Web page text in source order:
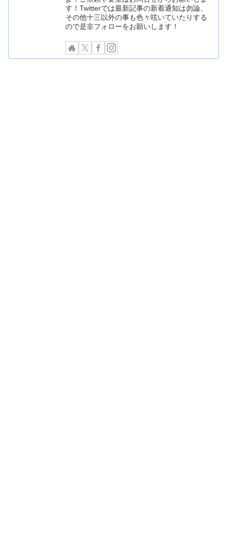
す！Twitterでは最新記事の新着通知は勿論、
その他十三以外の事も色々呟いていたりする
ので是非フォローをお願いします！